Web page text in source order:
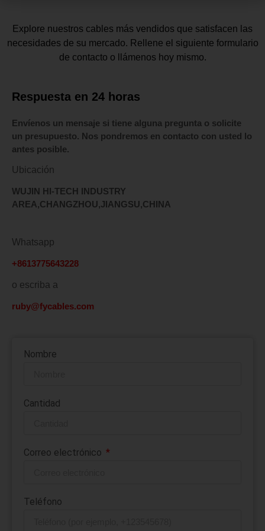
Explore nuestros cables más vendidos que satisfacen las
necesidades de su mercado. Rellene el siguiente formulario
de contacto o llámenos hoy mismo.
Respuesta en 24 horas
Envíenos un mensaje si tiene alguna pregunta o solicite
un presupuesto. Nos pondremos en contacto con usted lo
antes posible.
Ubicación
WUJIN HI-TECH INDUSTRY
AREA,CHANGZHOU,JIANGSU,CHINA
Whatsapp
+8613775643228
o escriba a
ruby@fycables.com
Nombre
Cantidad
Correo electrónico
Teléfono